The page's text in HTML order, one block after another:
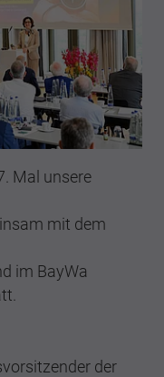
Mal unsere
mit dem
im BayWa
der